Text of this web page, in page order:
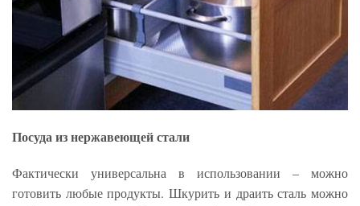
Посуда из нержавеющей стали
Фактически универсальна в использовании – можно
готовить любые продукты. Шкурить и драить сталь можно